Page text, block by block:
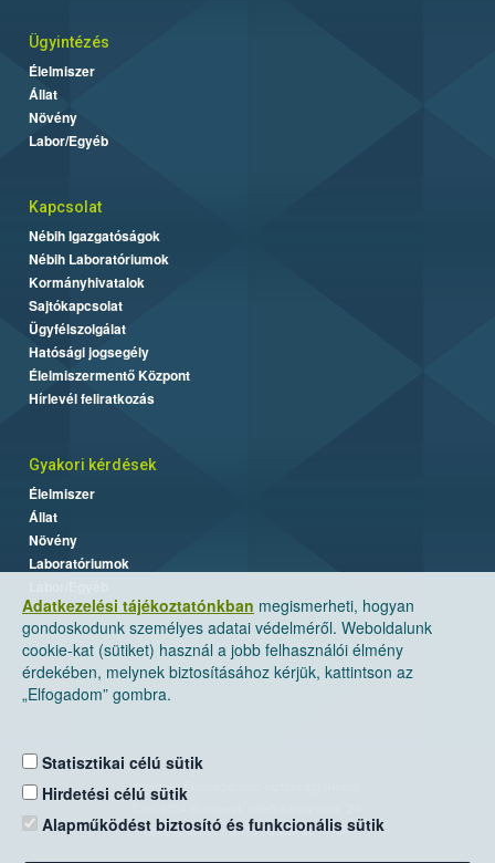
Adatkezelési tájékoztatónkban megismerheti, hogyan
gondoskodunk személyes adatai védelméről. Weboldalunk
cookie-kat (sütiket) használ a jobb felhasználói élmény
érdekében, melynek biztosításához kérjük, kattintson az
„Elfogadom” gombra.
Statisztikai célú sütik
Hirdetési célú sütik
Alapműködést biztosító és funkcionális sütik
Ügyintézés
Élelmiszer
Állat
Növény
Labor/Egyéb
Kapcsolat
Nébih Igazgatóságok
Nébih Laboratóriumok
Kormányhivatalok
Sajtókapcsolat
Ügyfélszolgálat
Hatósági jogsegély
Élelmiszermentő Központ
Hírlevél feliratkozás
Gyakori kérdések
Élelmiszer
Állat
Növény
Laboratóriumok
Nemzeti Élelmiszerlánc-biztonsági Hivatal
Levelezési cím: 1525 Budapest. Pf. 30.